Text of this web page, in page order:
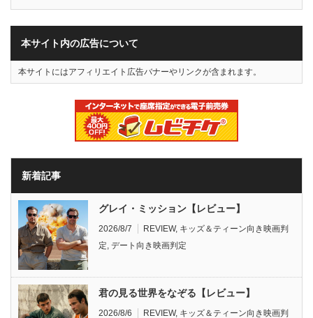
本サイト内の広告について
本サイトにはアフィリエイト広告バナーやリンクが含まれます。
新着記事
グレイ・ミッション【レビュー】
2026/8/7 REVIEW, キッズ＆ティーン向き映画判
定, デート向き映画判定
君の見る世界をなぞる【レビュー】
2026/8/6 REVIEW, キッズ＆ティーン向き映画判